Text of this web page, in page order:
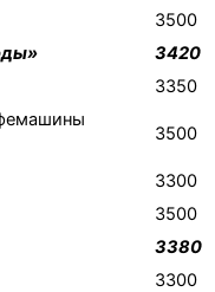
3500
3420
3350
3500
3300
3500
3380
3300